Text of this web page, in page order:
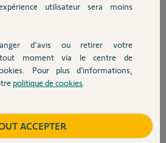
ce que vous nous indiquez, il semblerait que
utilisateur sera moins
d'avis ou retirer votre
moment via le centre de
Pour plus d’informations,
politique de cookies
ACCEPTER